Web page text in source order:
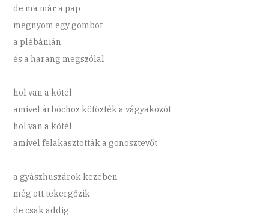
de ma már a pap
megnyom egy gombot
a plébánián
és a harang megszólal
hol van a kötél
amivel árbóchoz kötözték a vágyakozót
hol van a kötél
amivel felakasztották a gonosztevőt
a gyászhuszárok kezében
még ott tekergőzik
de csak addig